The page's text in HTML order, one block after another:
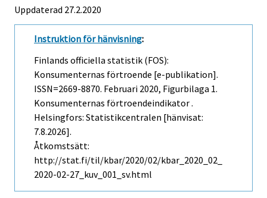
Uppdaterad 27.2.2020
Instruktion för hänvisning:
Finlands officiella statistik (FOS):
Konsumenternas förtroende [e-publikation].
ISSN=2669-8870. Februari 2020, Figurbilaga 1.
Konsumenternas förtroendeindikator .
Helsingfors: Statistikcentralen [hänvisat:
7.8.2026].
Åtkomstsätt:
http://stat.fi/til/kbar/2020/02/kbar_2020_02_
2020-02-27_kuv_001_sv.html